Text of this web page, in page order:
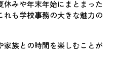
みや年末年始にまとまった
も学校事務の大きな魅力の
家族との時間を楽しむことが